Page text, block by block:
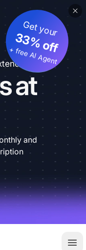
at
Get your
33% off
+ free AI Agent
and